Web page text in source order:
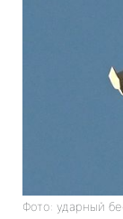
Фото: ударный